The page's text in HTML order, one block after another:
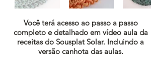
Você terá acesso ao passo a passo
completo e detalhado em vídeo aula da
receitas do Sousplat Solar. Incluindo a
versão canhota das aulas.